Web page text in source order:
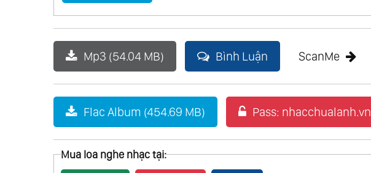
Mp3 (54.04 MB) Bình Luận ScanMe
Flac Album (454.69 MB) Pass: nhacchualanh.vn
Mua loa nghe nhạc tại: